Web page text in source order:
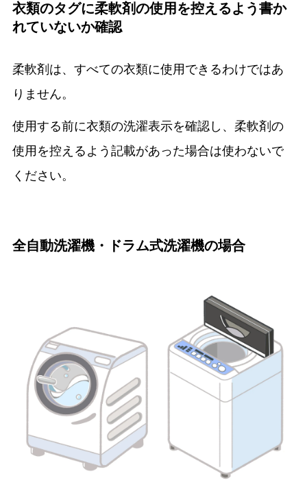
衣類のタグに柔軟剤の使用を控えるよう書か
れていないか確認
柔軟剤は、すべての衣類に使用できるわけではあ
りません。
使用する前に衣類の洗濯表示を確認し、柔軟剤の
使用を控えるよう記載があった場合は使わないで
ください。
全自動洗濯機・ドラム式洗濯機の場合